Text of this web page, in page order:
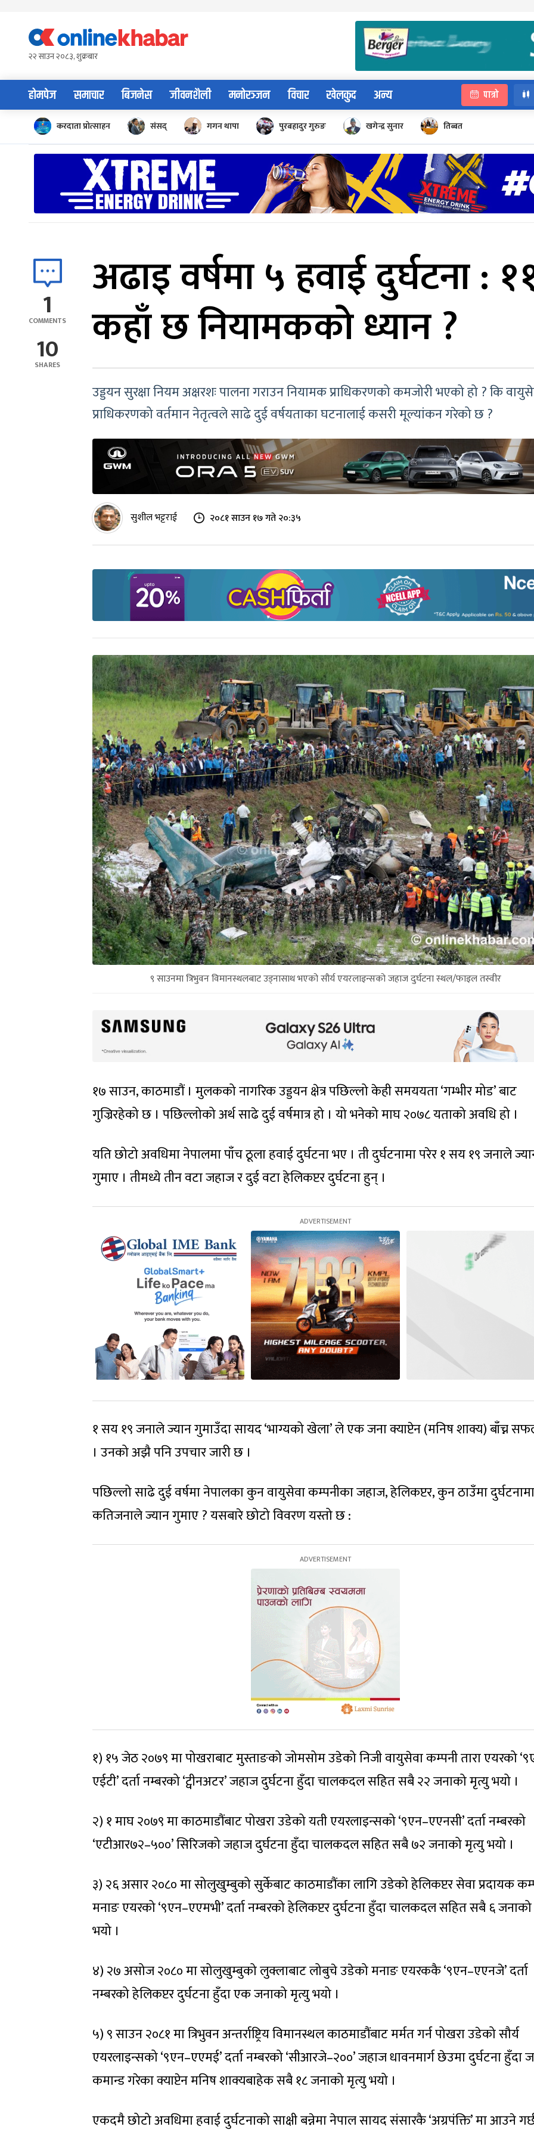
content२२ साउन २०८३, शुक्रबार
होमपेज समाचार बिजनेस जीवनशैली मनोरञ्जन विचार खेलकुद अन्य पात्रो
करदाता प्रोत्साहन संसद् गगन थापा पुरबहादुर गुरुङ खगेन्द्र सुनार तिब्बत
1
COMMENTS
10
SHARES
अढाइ वर्षमा ५ हवाई दुर्घटना :
कहाँ छ नियामकको ध्यान ?
उड्डयन सुरक्षा नियम अक्षरशः पालना गराउन नियामक प्राधिकरणको कमजोरी भएको हो ? कि
प्राधिकरणको वर्तमान नेतृत्वले साढे दुई वर्षयताका घटनालाई कसरी मूल्यांकन गरेको छ ?
सुशील भट्टराई २०८१ साउन १७ गते २०:३५
९ साउनमा त्रिभुवन विमानस्थलबाट उड्नासाथ भएको सौर्य एयरलाइन्सको जहाज दुर्घटना स्थल/फाइल तस्वीर
१७ साउन, काठमाडौं । मुलकको नागरिक उड्डयन क्षेत्र पछिल्लो केही समययता ‘गम्भीर मोड’ बाट
गुज्रिरहेको छ । पछिल्लोको अर्थ साढे दुई वर्षमात्र हो । यो भनेको माघ २०७८ यताको अवधि हो ।
यति छोटो अवधिमा नेपालमा पाँच ठूला हवाई दुर्घटना भए । ती दुर्घटनामा परेर १ सय १९ जनाले
गुमाए । तीमध्ये तीन वटा जहाज र दुई वटा हेलिकप्टर दुर्घटना हुन् ।
१ सय १९ जनाले ज्यान गुमाउँदा सायद ‘भाग्यको खेला’ ले एक जना क्याप्टेन (मनिष शाक्य) बाँच्न
। उनको अझै पनि उपचार जारी छ ।
पछिल्लो साढे दुई वर्षमा नेपालका कुन वायुसेवा कम्पनीका जहाज, हेलिकप्टर, कुन ठाउँमा
कतिजनाले ज्यान गुमाए ? यसबारे छोटो विवरण यस्तो छ :
१) १५ जेठ २०७९ मा पोखराबाट मुस्ताङको जोमसोम उडेको निजी वायुसेवा कम्पनी तारा एयरको
एईटी’ दर्ता नम्बरको ‘ट्वीनअटर’ जहाज दुर्घटना हुँदा चालकदल सहित सबै २२ जनाको मृत्यु भयो ।
२) १ माघ २०७९ मा काठमाडौंबाट पोखरा उडेको यती एयरलाइन्सको ‘९एन–एएनसी’ दर्ता नम्बरको
‘एटीआर७२–५००’ सिरिजको जहाज दुर्घटना हुँदा चालकदल सहित सबै ७२ जनाको मृत्यु भयो ।
३) २६ असार २०८० मा सोलुखुम्बुको सुर्केबाट काठमाडौंका लागि उडेको हेलिकप्टर सेवा प्रदायक
मनाङ एयरको ‘९एन–एएमभी’ दर्ता नम्बरको हेलिकप्टर दुर्घटना हुँदा चालकदल सहित सबै ६
भयो ।
४) २७ असोज २०८० मा सोलुखुम्बुको लुक्लाबाट लोबुचे उडेको मनाङ एयरककै ‘९एन–एएनजे’ दर्ता
नम्बरको हेलिकप्टर दुर्घटना हुँदा एक जनाको मृत्यु भयो ।
५) ९ साउन २०८१ मा त्रिभुवन अन्तर्राष्ट्रिय विमानस्थल काठमाडौंबाट मर्मत गर्न पोखरा उडेको सौर्य
एयरलाइन्सको ‘९एन–एएमई’ दर्ता नम्बरको ‘सीआरजे–२००’ जहाज धावनमार्ग छेउमा दुर्घटना हुँदा
कमान्ड गरेका क्याप्टेन मनिष शाक्यबाहेक सबै १८ जनाको मृत्यु भयो ।
एकदमै छोटो अवधिमा हवाई दुर्घटनाको साक्षी बन्नेमा नेपाल सायद संसारकै ‘अग्रपंक्ति’ मा आउने